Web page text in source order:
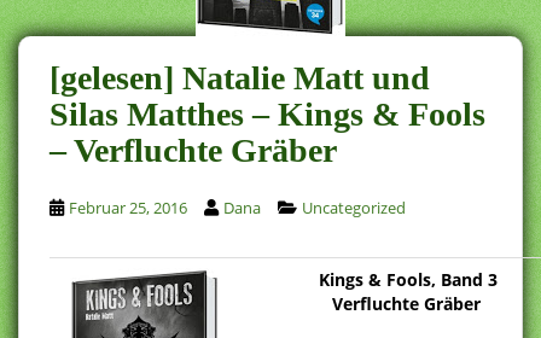
t
[gelesen] Natalie Matt und
Silas Matthes – Kings & Fools
– Verfluchte Gräber
Februar 25, 2016 Dana Uncategorized
Kings & Fools, Band 3
Verfluchte Gräber